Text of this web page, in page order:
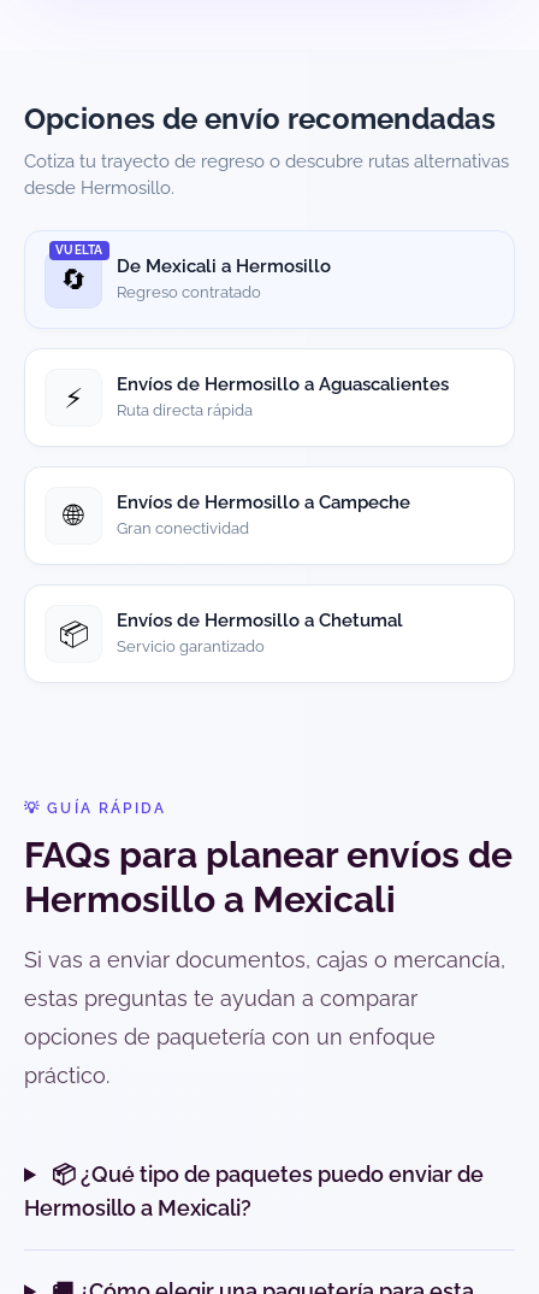
Opciones de envío recomendadas
Cotiza tu trayecto de regreso o descubre rutas alternativas
desde Hermosillo.
🔄
VUELTA
De Mexicali a Hermosillo
Regreso contratado
⚡ Envíos de Hermosillo a Aguascalientes
Ruta directa rápida
🌐 Envíos de Hermosillo a Campeche
Gran conectividad
📦 Envíos de Hermosillo a Chetumal
Servicio garantizado
💡 GUÍA RÁPIDA
FAQs para planear envíos de
Hermosillo a Mexicali
Si vas a enviar documentos, cajas o mercancía,
estas preguntas te ayudan a comparar
opciones de paquetería con un enfoque
práctico.
📦 ¿Qué tipo de paquetes puedo enviar de
Hermosillo a Mexicali?